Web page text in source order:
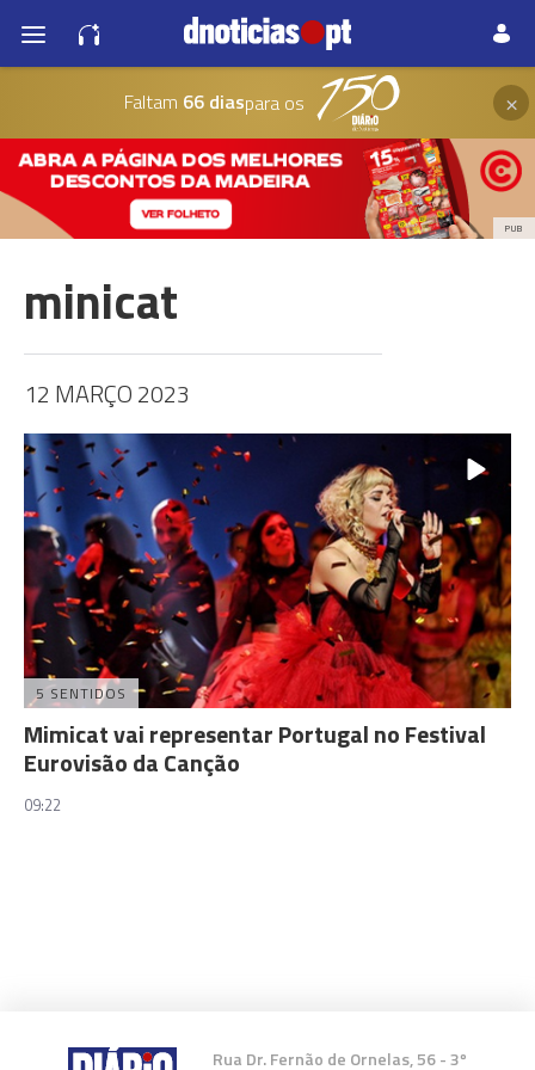
Faltam 66 diaspara os ×
PUB
minicat
12 MARÇO 2023
5 SENTIDOS
Mimicat vai representar Portugal no Festival
Eurovisão da Canção
09:22
Rua Dr. Fernão de Ornelas, 56 - 3º